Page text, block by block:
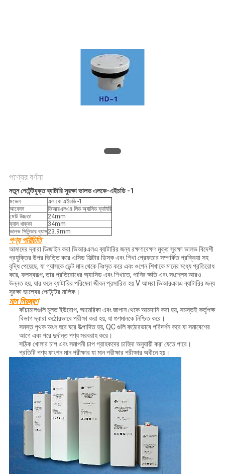
পণ্যের বর্ণনা
নতুন পেটেন্টযুক্ত ব্যাটারি সুরক্ষা ভালভ এলকে-এইচডি -1
মডেল
এল কে এইচডি -1
আবেদন
ভিআরএলএর লিড অ্যাসিড ব্যাটারি
মোট উচ্চতা
24mm
ব্যাস ধাক্কা
34mm
ভালভ সিলিন্ডার ব্যাস23.9mm
পণ্য পরিচিতি
আমাদের দ্বারা ডিজাইন করা ভিআরএলএ ব্যাটারির জন্য রক্ষণাবেক্ষণ মুক্ত সুরক্ষা ভালভ বিদেশী
প্রযুক্তির উপর ভিত্তি করে এসিড ফিল্টার ডিস্ক এবং শিখা গ্রেফতার সম্পর্কিত প্রক্রিয়া সহ
বৃদ্ধি পেয়েছে, যা গ্যাসকে ভেন্ট মান থেকে নিঃসৃত করে এবং ওপেন শিখাকে মানের মধ্যে প্রতিরোধ
করে, ফলস্বরূপ, তার প্রতিরোধের অ্যাসিড এবং শিখাতে, পানির ক্ষতি এবং সংশ্লেষ আরও
উন্নত হয়, যার ফলে ব্যাটারির পরিষেবা জীবন প্রসারিত হয় V আমরা ভিআরএলএ ব্যাটারির জন্য
সুরক্ষা ভাল্বের পেটেন্টের মালিক।
মান নিয়ন্ত্রণ
কাঁচামালগুলি মূলত ইউরোপ, আমেরিকা এবং জাপান থেকে আমদানি করা হয়, সমস্তই কর্তৃপক্ষ
বিভাগ দ্বারা কঠোরভাবে পরীক্ষা করা হয়, যা গুণমানকে নিশ্চিত করে।
সমস্ত পৃথক অংশ ঘরে ঘরে উত্পাদিত হয়, QC গুলি কঠোরভাবে পরিদর্শন করে যা সমাবেশের
আগে এবং পরে দুর্দান্ত পণ্য সরবরাহ করে।
সঠিক খোলার চাপ এবং সমাপনী চাপ গ্রাহকদের চাহিদা অনুযায়ী করা যেতে পারে।
প্রতিটি পণ্য ফাংশন মান পরীক্ষার যা মান পরীক্ষার পরীক্ষার অধীনে হয়।